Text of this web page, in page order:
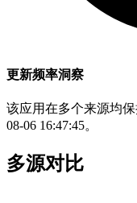
更新频率洞察
该应用在多个来源均
08-06 16:47:45。
多源对比